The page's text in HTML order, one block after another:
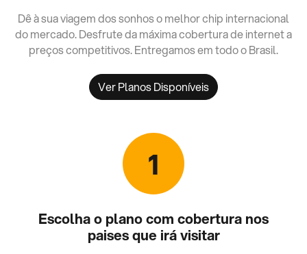
Dê à sua viagem dos sonhos o melhor chip internacional
do mercado. Desfrute da máxima cobertura de internet a
preços competitivos. Entregamos em todo o Brasil.
Ver Planos Disponíveis
1
Escolha o plano com cobertura nos
paises que irá visitar